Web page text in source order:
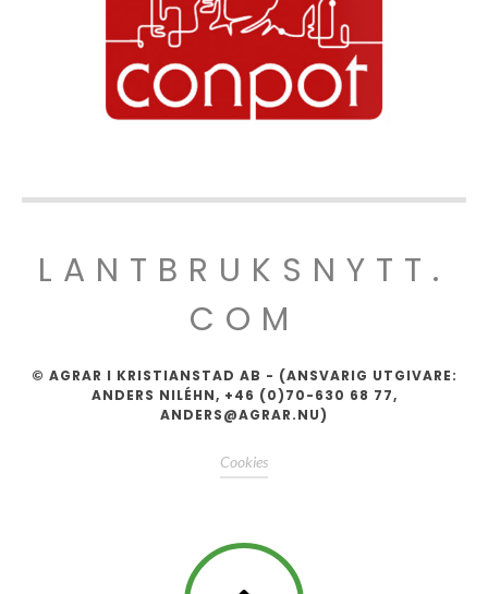
LANTBRUKSNYTT.
COM
© AGRAR I KRISTIANSTAD AB - (ANSVARIG UTGIVARE:
ANDERS NILÉHN, +46 (0)70-630 68 77,
ANDERS@AGRAR.NU)
Cookies